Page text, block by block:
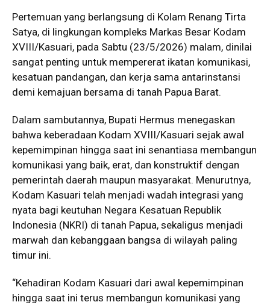
Pertemuan yang berlangsung di Kolam Renang Tirta
Satya, di lingkungan kompleks Markas Besar Kodam
XVIII/Kasuari, pada Sabtu (23/5/2026) malam, dinilai
sangat penting untuk mempererat ikatan komunikasi,
kesatuan pandangan, dan kerja sama antarinstansi
demi kemajuan bersama di tanah Papua Barat.
Dalam sambutannya, Bupati Hermus menegaskan
bahwa keberadaan Kodam XVIII/Kasuari sejak awal
kepemimpinan hingga saat ini senantiasa membangun
komunikasi yang baik, erat, dan konstruktif dengan
pemerintah daerah maupun masyarakat. Menurutnya,
Kodam Kasuari telah menjadi wadah integrasi yang
nyata bagi keutuhan Negara Kesatuan Republik
Indonesia (NKRI) di tanah Papua, sekaligus menjadi
marwah dan kebanggaan bangsa di wilayah paling
timur ini.
“Kehadiran Kodam Kasuari dari awal kepemimpinan
hingga saat ini terus membangun komunikasi yang